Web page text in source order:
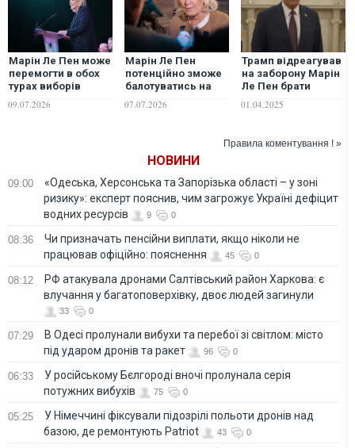
Марін Ле Пен може
перемогти в обох
турах виборів
Франції:
09.07.2026
Марін Ле Пен
потенційно зможе
балотуватись на
президента
07.07.2026
Трамп відреагував
на заборону Марін
Ле Пен брати
президента
01.04.2025
Правила коментування ! »
НОВИНИ
09:00
«Одеська, Херсонська та Запорізька області – у зоні
ризику»: експерт пояснив, чим загрожує Україні дефіцит
водних ресурсів
9 0
08:36
Чи призначать пенсійни виплати, якщо ніколи не
працював офіційно: пояснення
45 0
08:12
РФ атакувала дронами Салтівський район Харкова: є
влучання у багатоповерхівку, двоє людей загинули
33 0
07:29
В Одесі пролунали вибухи та перебої зі світлом: місто
під ударом дронів та ракет
96 0
06:33
У російському Бєлгороді вночі пролунала серія
потужних вибухів
75 0
05:25
У Німеччині фіксували підозрілі польоти дронів над
базою, де ремонтують Patriot
43 0